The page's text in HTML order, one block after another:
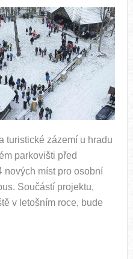
turistické zázemí u hradu
parkovišti před
nových míst pro osobní
Součástí projektu,
v letošním roce, bude